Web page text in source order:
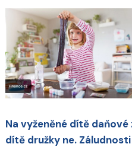
Na vyženěné dítě
dítě družky ne.